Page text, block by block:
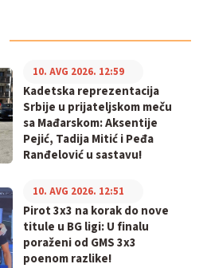
Kadetska reprezentacija
Srbije u prijateljskom meču
sa Mađarskom: Aksentije
Pejić, Tadija Mitić i Peđa
Ranđelović u sastavu!
10. AVG 2026. 12:59
Pirot 3x3 na korak do nove
titule u BG ligi: U finalu
poraženi od GMS 3x3
poenom razlike!
10. AVG 2026. 12:51